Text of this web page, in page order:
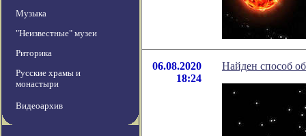
Музыка
"Неизвестные" музеи
Риторика
Русские храмы и
монастыри
Видеоархив
06.08.2020
18:24
Найден способ